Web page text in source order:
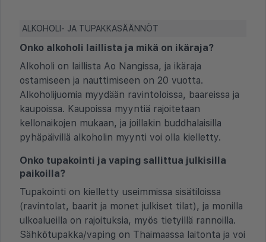
ALKOHOLI- JA TUPAKKASÄÄNNÖT
Onko alkoholi laillista ja mikä on ikäraja?
Alkoholi on laillista Ao Nangissa, ja ikäraja
ostamiseen ja nauttimiseen on 20 vuotta.
Alkoholijuomia myydään ravintoloissa, baareissa ja
kaupoissa. Kaupoissa myyntiä rajoitetaan
kellonaikojen mukaan, ja joillakin buddhalaisilla
pyhäpäivillä alkoholin myynti voi olla kielletty.
Onko tupakointi ja vaping sallittua julkisilla
paikoilla?
Tupakointi on kielletty useimmissa sisätiloissa
(ravintolat, baarit ja monet julkiset tilat), ja monilla
ulkoalueilla on rajoituksia, myös tietyillä rannoilla.
Sähkötupakka/vaping on Thaimaassa laitonta ja voi